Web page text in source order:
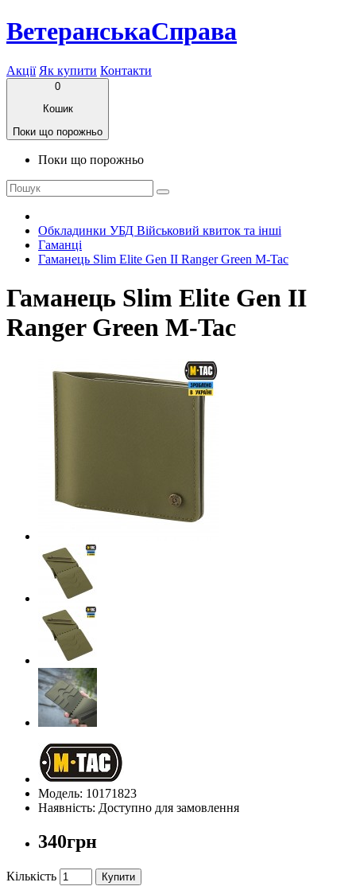
ВетеранськаСправа
Акції Як купити Контакти
0
Кошик
Поки що порожньо
Поки що порожньо
Обкладинки УБД Військовий квиток та інші
Гаманці
Гаманець Slim Elite Gen II Ranger Green M-Tac
Гаманець Slim Elite Gen II
Ranger Green M-Tac
Модель: 10171823
Наявність: Доступно для замовлення
340грн
Кількість Купити